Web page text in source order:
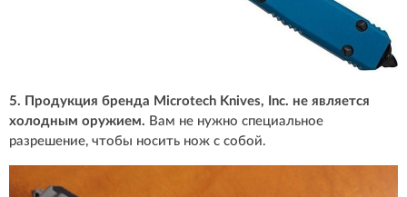
5. Продукция бренда Microtech Knives, Inc. не является
холодным оружием. Вам не нужно специальное
разрешение, чтобы носить нож с собой.